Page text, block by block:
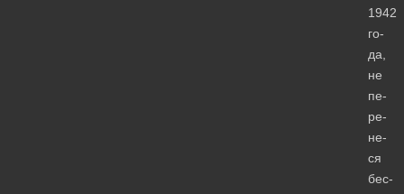
1942
го­
да,
не
пе­
ре­
не­
ся
бес­